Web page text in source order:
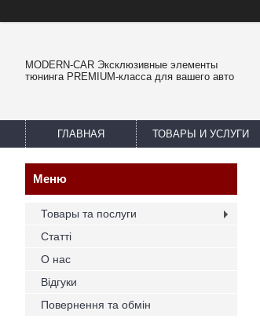
MODERN-CAR Эксклюзивные элементы
тюнинга PREMIUM-класса для вашего авто
ГЛАВНАЯ ТОВАРЫ И УСЛУГИ
Товары та послуги
Статті
О нас
Відгуки
Повернення та обмін